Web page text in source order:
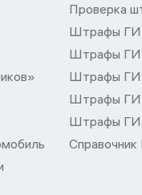
Проверка
Штрафы
Штрафы
Штрафы
Штрафы
Штрафы